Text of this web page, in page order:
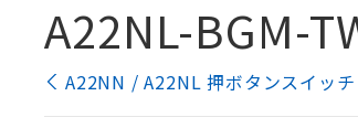
A22NL-BGM-
A22NN / A22NL 押ボタンスイッ